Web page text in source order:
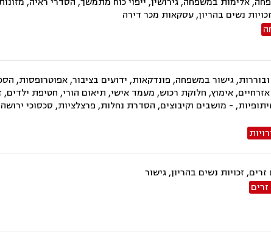
נשים בהריון, עסקאות מכר דירה
גישור במשפחה, פונדקאות, ידועים בציבור, אפוטרופסות,
אימוץ, חלוקת רכוש, מעמד אישי, תיאום הורי, חטיפת ילדים,
- מושבים וקיבוצים, הסדרת נחלות, פרצלציות, סכסוכי
זכויות נשים בהריון, גישור